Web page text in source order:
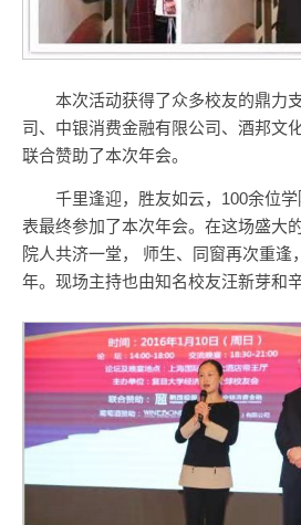
本次活动获得了众多校友的鼎力
司、中银消费金融有限公司、酒邦文
联合赞助了本次年会。
千里逢迎，胜友如云，100余位
表最终参加了本次年会。在这场盛大
院人共济一堂， 师生、同窗再次重逢
年。现场主持也由知名校友汪新芽和辛